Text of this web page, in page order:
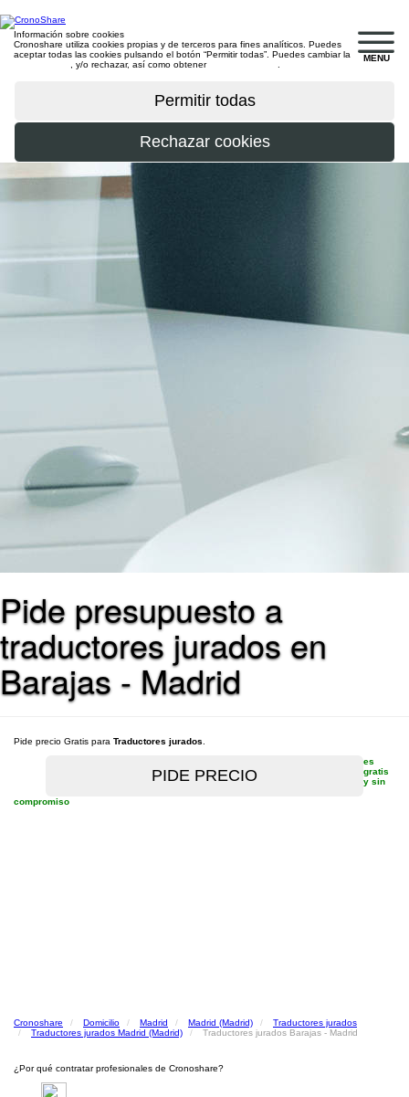
MENU
Información sobre cookies
Cronoshare utiliza cookies propias y de terceros para fines analíticos. Puedes
aceptar todas las cookies pulsando el botón “Permitir todas”. Puedes cambiar la
, y/o rechazar, así como obtener
Pide presupuesto a
traductores jurados en
Barajas - Madrid
Pide precio Gratis para Traductores jurados
es
gratis
y sin
compromiso
Cronoshare Domicilio Madrid Madrid (Madrid)
Traductores jurados
Traductores jurados Madrid (Madrid)
Traductores jurados Barajas - Madrid
¿Por qué contratar profesionales de Cronoshare?